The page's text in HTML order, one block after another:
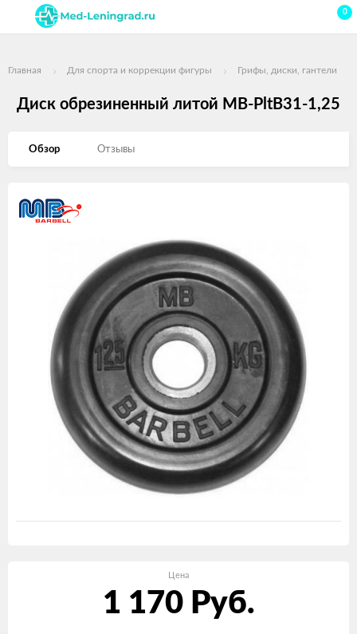
0
Главная Для спорта и коррекции фигуры Грифы, диски, гантели
Диск обрезиненный литой MB-PltB31-1,25
Обзор Отзывы
Изображения
Цена
1 170 Руб.